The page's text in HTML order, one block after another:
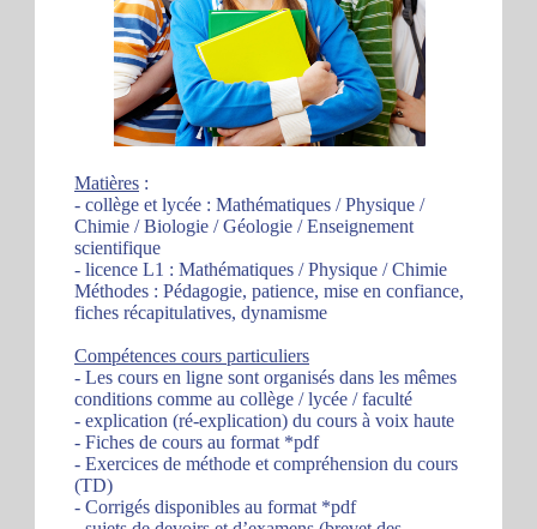
Matières :
- collège et lycée : Mathématiques / Physique /
Chimie / Biologie / Géologie / Enseignement
scientifique
- licence L1 : Mathématiques / Physique / Chimie
Méthodes : Pédagogie, patience, mise en confiance,
fiches récapitulatives, dynamisme
Compétences cours particuliers
- Les cours en ligne sont organisés dans les mêmes
conditions comme au collège / lycée / faculté
- explication (ré-explication) du cours à voix haute
- Fiches de cours au format *pdf
- Exercices de méthode et compréhension du cours
(TD)
- Corrigés disponibles au format *pdf